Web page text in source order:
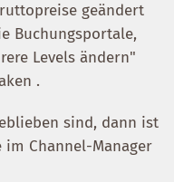
geändert
Buchungsportale,
Levels ändern"
.
sind, dann ist
Channel-Manager